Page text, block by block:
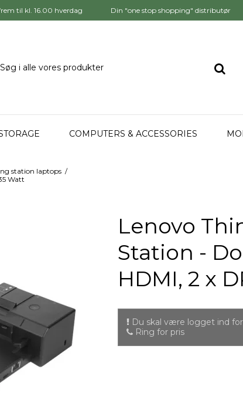
til kl. 16.00 hverdag Din "one stop shopping" distributør
COMPUTERS & ACCESSORIES
station laptops /
Watt
Lenovo
Station -
HDMI, 2 x
Du skal være logget ind
Ring for pris